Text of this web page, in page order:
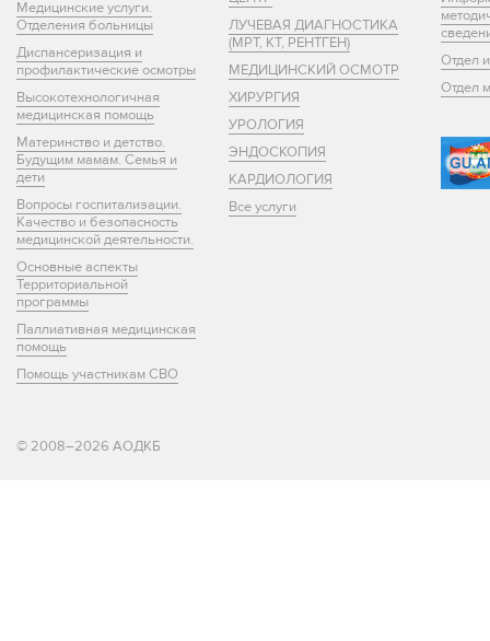
Медицинские услуги.
Отделения больницы
Диспансеризация и
профилактические осмотры
Высокотехнологичная
медицинская помощь
Материнство и детство.
Будущим мамам. Семья и
дети
Вопросы госпитализации.
Качество и безопасность
медицинской деятельности.
Основные аспекты
Территориальной
программы
Паллиативная медицинская
помощь
Помощь участникам СВО
ЛУЧЕВАЯ ДИАГНОСТИКА
(МРТ, КТ, РЕНТГЕН)
МЕДИЦИНСКИЙ ОСМОТР
ХИРУРГИЯ
УРОЛОГИЯ
ЭНДОСКОПИЯ
КАРДИОЛОГИЯ
Все услуги
Отдел
Отдел
© 2008–2026 АОДКБ